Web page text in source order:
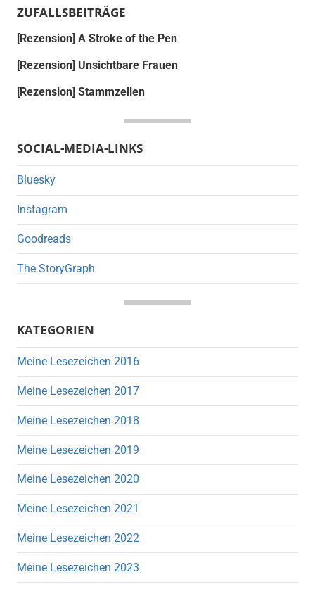
ZUFALLSBEITRÄGE
[Rezension] A Stroke of the Pen
[Rezension] Unsichtbare Frauen
[Rezension] Stammzellen
SOCIAL-MEDIA-LINKS
Bluesky
Instagram
Goodreads
The StoryGraph
KATEGORIEN
Meine Lesezeichen 2016
Meine Lesezeichen 2017
Meine Lesezeichen 2018
Meine Lesezeichen 2019
Meine Lesezeichen 2020
Meine Lesezeichen 2021
Meine Lesezeichen 2022
Meine Lesezeichen 2023